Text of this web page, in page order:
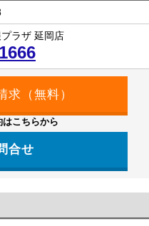
ラザ 延岡店
こちらから
合せ